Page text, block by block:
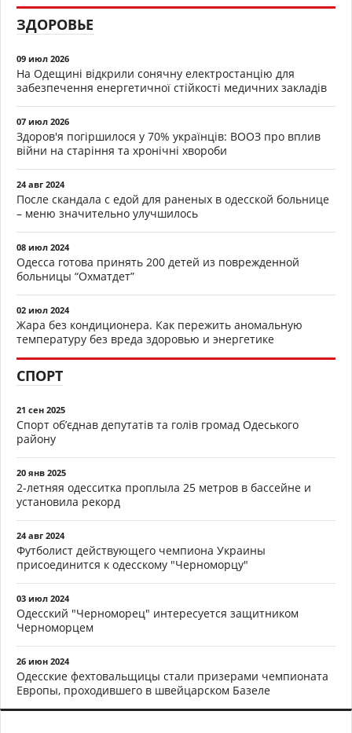
ЗДОРОВЬЕ
09 июл 2026
На Одещині відкрили сонячну електростанцію для
забезпечення енергетичної стійкості медичних закладів
07 июл 2026
Здоров'я погіршилося у 70% українців: ВООЗ про вплив
війни на старіння та хронічні хвороби
24 авг 2024
После скандала с едой для раненых в одесской больнице
– меню значительно улучшилось
08 июл 2024
Одесса готова принять 200 детей из поврежденной
больницы “Охматдет”
02 июл 2024
Жара без кондиционера. Как пережить аномальную
температуру без вреда здоровью и энергетике
СПОРТ
21 сен 2025
Спорт об’єднав депутатів та голів громад Одеського
району
20 янв 2025
2-летняя одесситка проплыла 25 метров в бассейне и
установила рекорд
24 авг 2024
Футболист действующего чемпиона Украины
присоединится к одесскому "Черноморцу"
03 июл 2024
Одесский "Черноморец" интересуется защитником
Черноморцем
26 июн 2024
Одесские фехтовальщицы стали призерами чемпионата
Европы, проходившего в швейцарском Базеле